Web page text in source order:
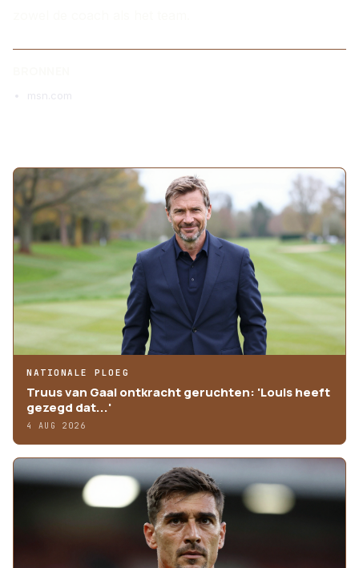
NATIONALE PLOEG
Truus van Gaal ontkracht geruchten: 'Louis heeft
gezegd dat...'
4 AUG 2026